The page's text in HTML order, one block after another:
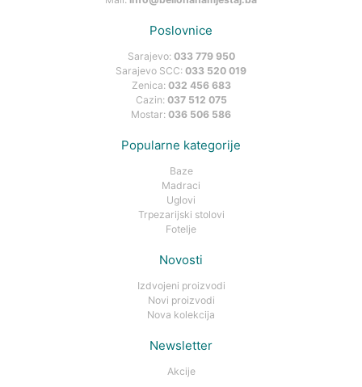
Poslovnice
Sarajevo: 033 779 950
Sarajevo SCC: 033 520 019
Zenica: 032 456 683
Cazin: 037 512 075
Mostar: 036 506 586
Popularne kategorije
Baze
Madraci
Uglovi
Trpezarijski stolovi
Fotelje
Novosti
Izdvojeni proizvodi
Novi proizvodi
Nova kolekcija
Newsletter
Akcije